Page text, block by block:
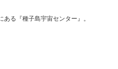
る『種子島宇宙センター』。